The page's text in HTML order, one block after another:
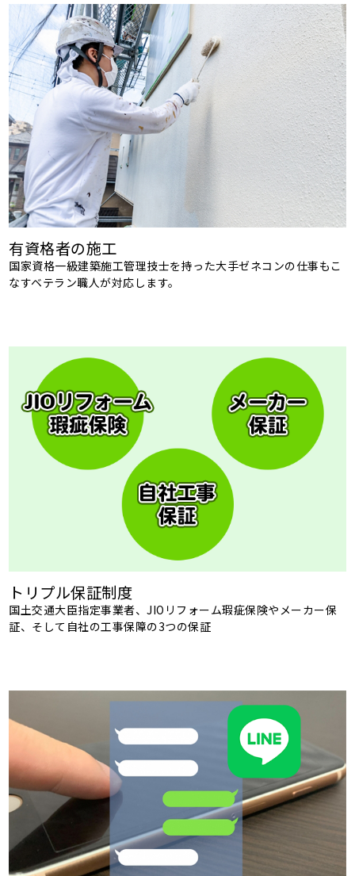
有資格者の施工
国家資格一級建築施工管理技士を持った大手ゼネコンの仕事もこ
なすベテラン職人が対応します。
トリプル保証制度
国土交通大臣指定事業者、JIOリフォーム瑕疵保険やメーカー保
証、そして自社の工事保障の3つの保証